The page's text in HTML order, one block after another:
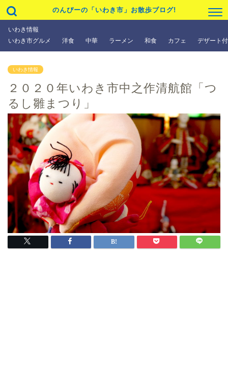
のんぴーの「いわき市」お散歩ブログ!
いわき情報
いわき市グルメ
洋食 中華 ラーメン 和食 カフェ デザート
いわき情報
２０２０年いわき市中之作清航館「つ
るし雛まつり」